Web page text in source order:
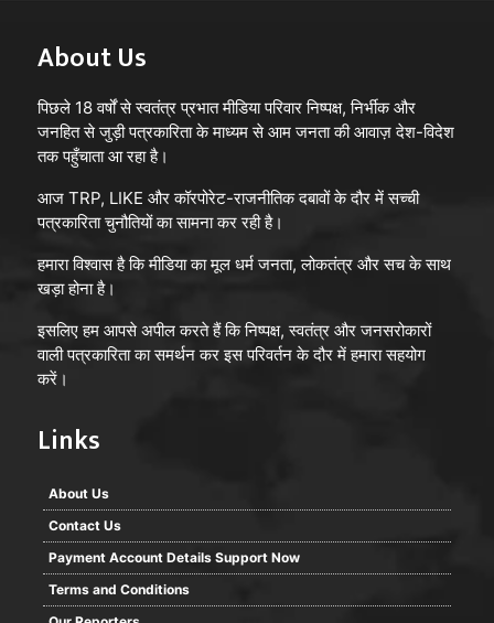
About Us
पिछले 18 वर्षों से स्वतंत्र प्रभात मीडिया परिवार निष्पक्ष, निर्भीक और
जनहित से जुड़ी पत्रकारिता के माध्यम से आम जनता की आवाज़ देश-विदेश
तक पहुँचाता आ रहा है।
आज TRP, LIKE और कॉरपोरेट-राजनीतिक दबावों के दौर में सच्ची
पत्रकारिता चुनौतियों का सामना कर रही है।
हमारा विश्वास है कि मीडिया का मूल धर्म जनता, लोकतंत्र और सच के साथ
खड़ा होना है।
इसलिए हम आपसे अपील करते हैं कि निष्पक्ष, स्वतंत्र और जनसरोकारों
वाली पत्रकारिता का समर्थन कर इस परिवर्तन के दौर में हमारा सहयोग
करें।
Links
About Us
Contact Us
Payment Account Details Support Now
Terms and Conditions